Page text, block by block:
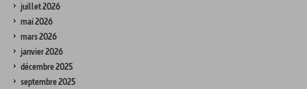
juillet 2026
mai 2026
mars 2026
janvier 2026
décembre 2025
septembre 2025